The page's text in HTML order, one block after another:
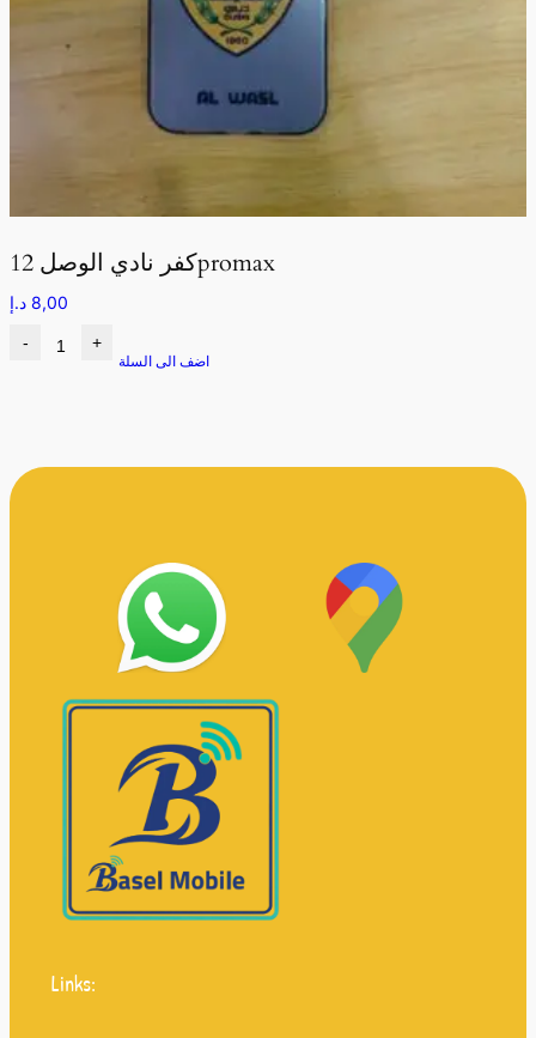
كفر نادي الوصل 12promax
8,00 د.إ
- +
اضف الى السلة
Links: